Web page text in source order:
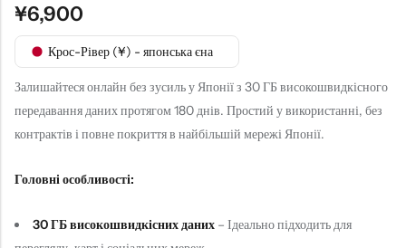
¥6,900
Крос-Рівер (¥) - японська єна
Залишайтеся онлайн без зусиль у Японії з 30 ГБ високошвидкісного
передавання даних протягом 180 днів. Простий у використанні, без
контрактів і повне покриття в найбільшій мережі Японії.
Головні особливості:
30 ГБ високошвидкісних даних – Ідеально підходить для